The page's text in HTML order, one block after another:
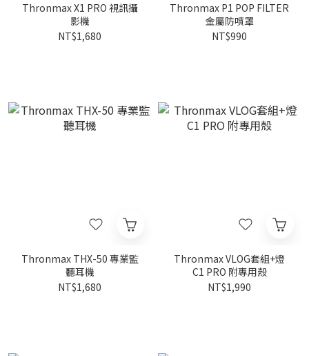
Thronmax X1 PRO 視訊攝
影機
NT$1,680
Thronmax P1 POP FILTER
金屬防噴罩
NT$990
Thronmax THX-50 專業監
聽耳機
NT$1,680
Thronmax VLOG套組+燈
C1 PRO 附專用殼
NT$1,990